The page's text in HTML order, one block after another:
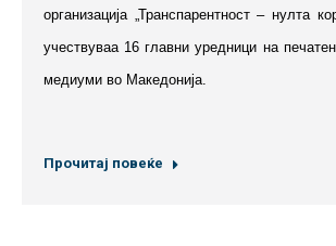
организација „Транспарентност – нулта
учествуваа 16 главни уредници на
медиуми во Македонија.
Прочитај повеќе